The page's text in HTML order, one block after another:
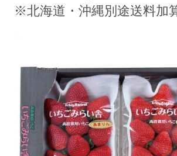
※北海道・沖縄別途送料加